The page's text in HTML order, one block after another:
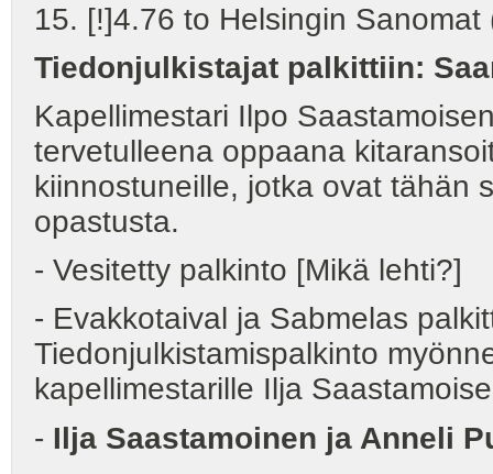
15. [!]4.76 to Helsingin Sanomat
Tiedonjulkistajat palkittiin:
Kapellimestari Ilpo
tervetulleena oppaana
kiinnostuneille, jotka ovat tähän
opastusta.
- Vesitetty palkinto [Mikä lehti?]
- Evakkotaival ja Sabmelas
Tiedonjulkistamispalkinto
kapellimestarille Ilja
- Ilja Saastamoinen ja Anneli